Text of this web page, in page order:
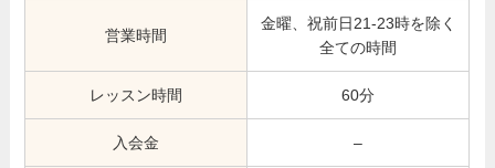
営業時間
金曜、祝前日21-23時を除く
全ての時間
レッスン時間 60分
入会金 –